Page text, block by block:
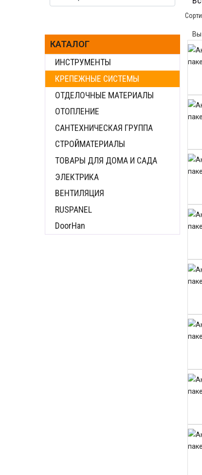
Вы
КАТАЛОГ
ИНСТРУМЕНТЫ
КРЕПЕЖНЫЕ СИСТЕМЫ
ОТДЕЛОЧНЫЕ МАТЕРИАЛЫ
ОТОПЛЕНИЕ
САНТЕХНИЧЕСКАЯ ГРУППА
СТРОЙМАТЕРИАЛЫ
ТОВАРЫ ДЛЯ ДОМА И САДА
ЭЛЕКТРИКА
ВЕНТИЛЯЦИЯ
RUSPANEL
DoorHan